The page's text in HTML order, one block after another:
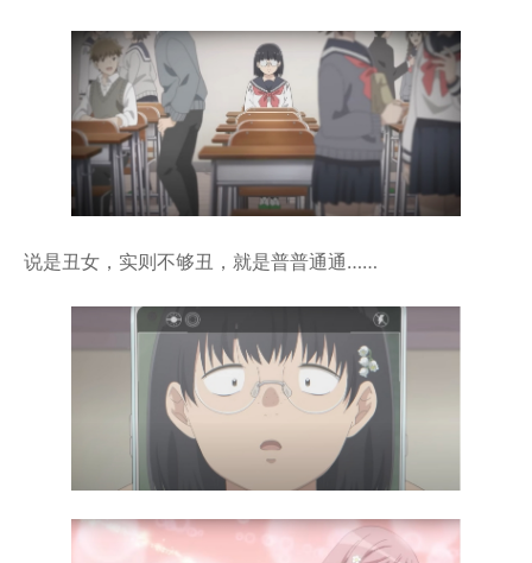
说是丑女，实则不够丑，就是普普通通……